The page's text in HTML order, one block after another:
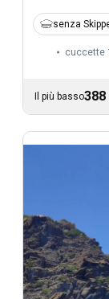
senza
cuccette
Il più basso388